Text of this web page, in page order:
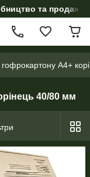
та продаж
гофрокартону А4+
40/80 мм